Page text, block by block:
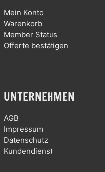
Mein Konto
Warenkorb
Member Status
Offerte bestätigen
UNTERNEHMEN
AGB
Impressum
Datenschutz
Kundendienst